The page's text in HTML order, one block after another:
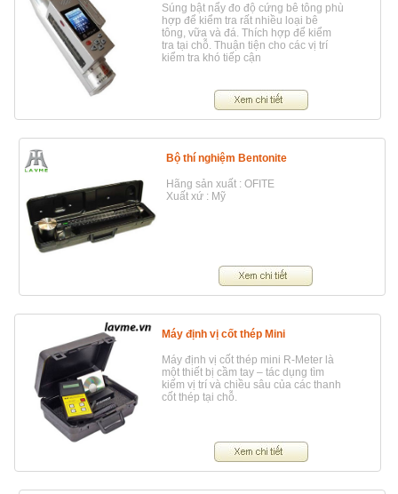
Súng bật nẩy đo độ cứng bê tông phù
hợp để kiểm tra rất nhiều loại bê
tông, vữa và đá. Thích hợp để kiểm
tra tại chỗ. Thuận tiện cho các vị trí
kiểm tra khó tiếp cận
Bộ thí nghiệm Bentonite
Hãng sản xuất : OFITE
Xuất xứ : Mỹ
Máy định vị cốt thép Mini
Máy định vị cốt thép mini R-Meter là
một thiết bị cầm tay – tác dụng tìm
kiếm vị trí và chiều sâu của các thanh
cốt thép tại chỗ.